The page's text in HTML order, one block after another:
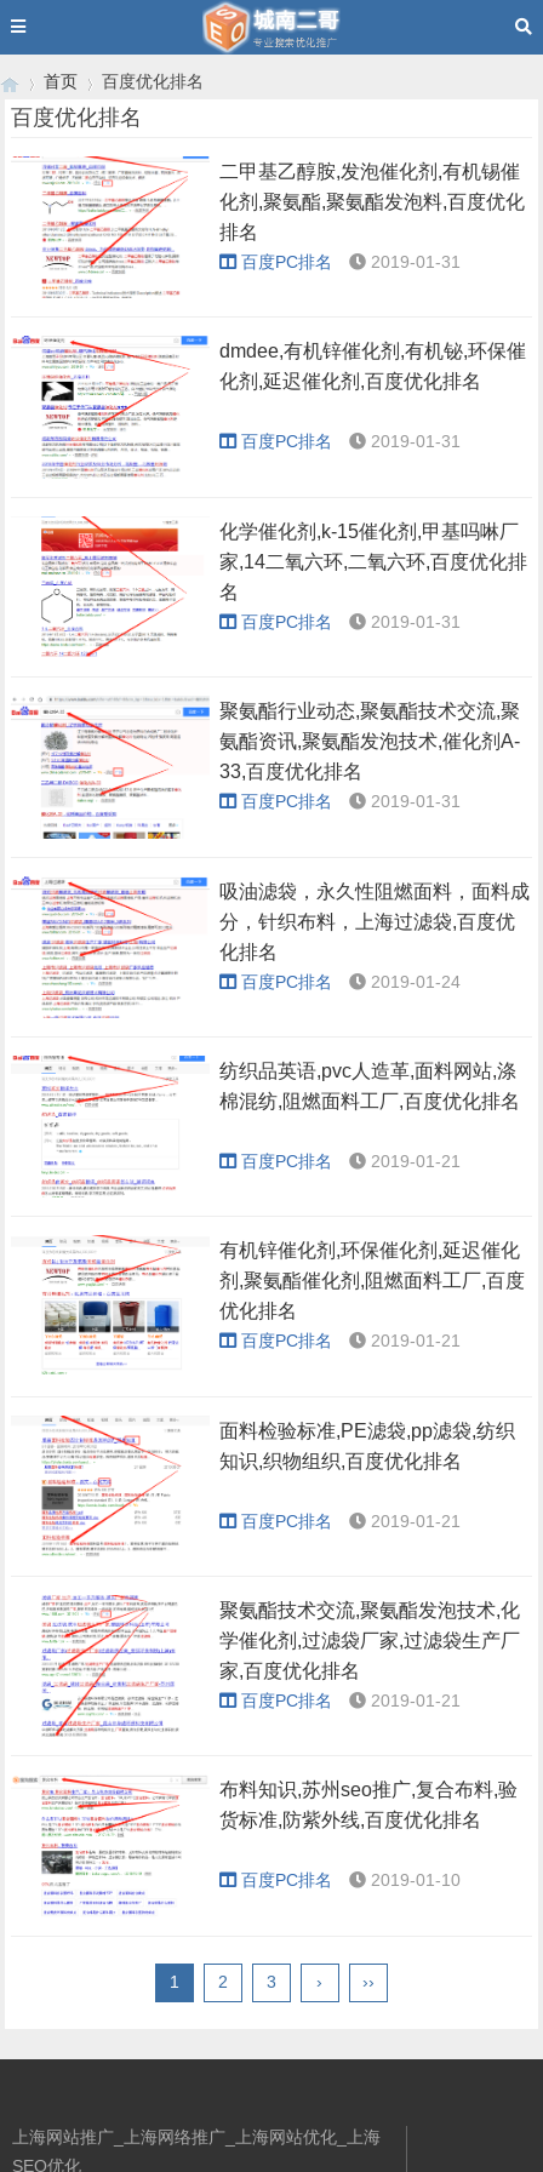
首页
›
百度优化排名
百度优化排名
二甲基乙醇胺,发泡催化剂,有机锡催
化剂,聚氨酯,聚氨酯发泡料,百度优化
排名
百度PC排名 2019-01-31
dmdee,有机锌催化剂,有机铋,环保催
化剂,延迟催化剂,百度优化排名
百度PC排名 2019-01-31
化学催化剂,k-15催化剂,甲基吗啉厂
家,14二氧六环,二氧六环,百度优化排
名
百度PC排名 2019-01-31
聚氨酯行业动态,聚氨酯技术交流,聚
氨酯资讯,聚氨酯发泡技术,催化剂A-
33,百度优化排名
百度PC排名 2019-01-31
吸油滤袋，永久性阻燃面料，面料成
分，针织布料，上海过滤袋,百度优
化排名
百度PC排名 2019-01-24
纺织品英语,pvc人造革,面料网站,涤
棉混纺,阻燃面料工厂,百度优化排名
百度PC排名 2019-01-21
有机锌催化剂,环保催化剂,延迟催化
剂,聚氨酯催化剂,阻燃面料工厂,百度
优化排名
百度PC排名 2019-01-21
面料检验标准,PE滤袋,pp滤袋,纺织
知识,织物组织,百度优化排名
百度PC排名 2019-01-21
聚氨酯技术交流,聚氨酯发泡技术,化
学催化剂,过滤袋厂家,过滤袋生产厂
家,百度优化排名
百度PC排名 2019-01-21
布料知识,苏州seo推广,复合布料,验
货标准,防紫外线,百度优化排名
百度PC排名 2019-01-10
1 2 3 › ››
上海网站推广_上海网络推广_上海网站优化_上海
SEO优化